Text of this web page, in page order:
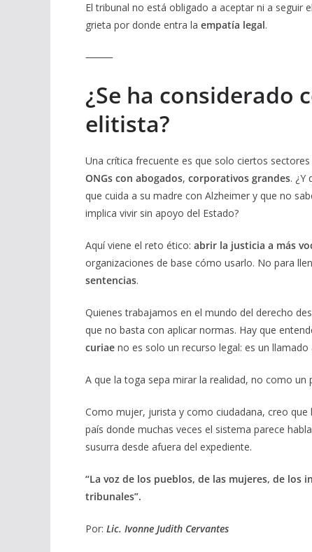
El tribunal no está obligado a aceptar ni a seguir
grieta por donde entra la empatía legal.
⸻
¿Se ha considerado
elitista?
Una crítica frecuente es que solo ciertos
ONGs con abogados, corporativos grandes. ¿Y
que cuida a su madre con Alzheimer y que no
implica vivir sin apoyo del Estado?
Aquí viene el reto ético: abrir la justicia a más
organizaciones de base cómo usarlo. No para
sentencias.
Quienes trabajamos en el mundo del derecho
que no basta con aplicar normas. Hay que
curiae no es solo un recurso legal: es un llamado
A que la toga sepa mirar la realidad, no como
Como mujer, jurista y como ciudadana, creo que
país donde muchas veces el sistema parece
susurra desde afuera del expediente.
“La voz de los pueblos, de las mujeres, de los
tribunales”.
Por: Lic. Ivonne Judith Cervantes